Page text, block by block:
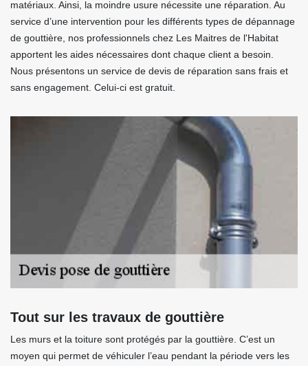
matériaux. Ainsi, la moindre usure nécessite une réparation. Au
service d’une intervention pour les différents types de dépannage
de gouttière, nos professionnels chez Les Maitres de l'Habitat
apportent les aides nécessaires dont chaque client a besoin.
Nous présentons un service de devis de réparation sans frais et
sans engagement. Celui-ci est gratuit.
Tout sur les travaux de gouttière
Les murs et la toiture sont protégés par la gouttière. C’est un
moyen qui permet de véhiculer l’eau pendant la période vers les